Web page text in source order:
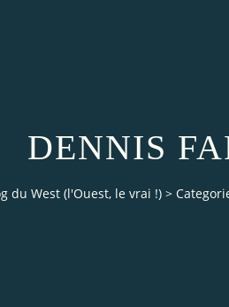
DENNIS
du West (l'Ouest, le vrai !) >